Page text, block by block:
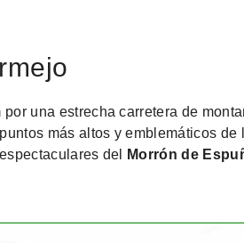
por una estrecha carretera de
más altos y emblemáticos
del
Morrón de